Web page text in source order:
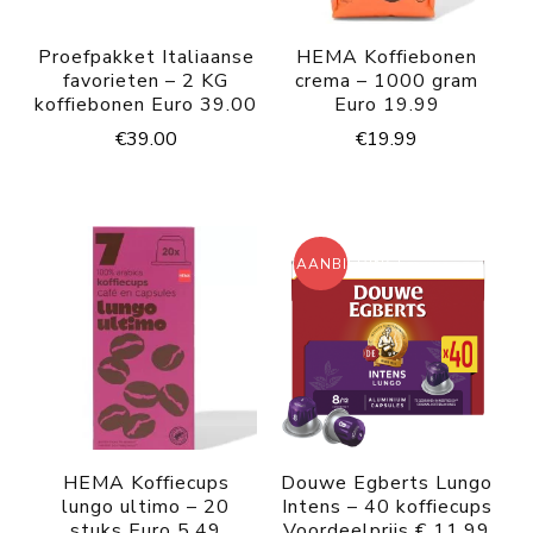
Proefpakket Italiaanse
favorieten – 2 KG
koffiebonen Euro 39.00
€39.00
HEMA Koffiebonen
crema – 1000 gram
Euro 19.99
€19.99
HEMA Koffiecups
lungo ultimo – 20
AANBIEDING!
Douwe Egberts Lungo
Intens – 40 koffiecups